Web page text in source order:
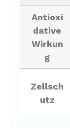
Antioxi
dative
Wirkun
g
Zellsch
utz